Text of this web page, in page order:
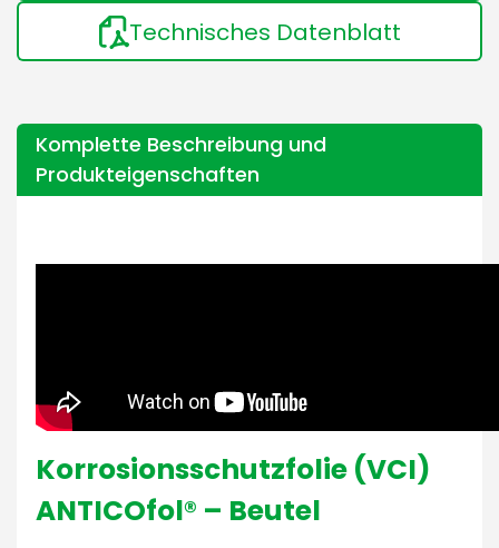
Technisches Datenblatt
Komplette Beschreibung und
Produkteigenschaften
Korrosionsschutzfolie (VCI)
ANTICOfol® – Beutel